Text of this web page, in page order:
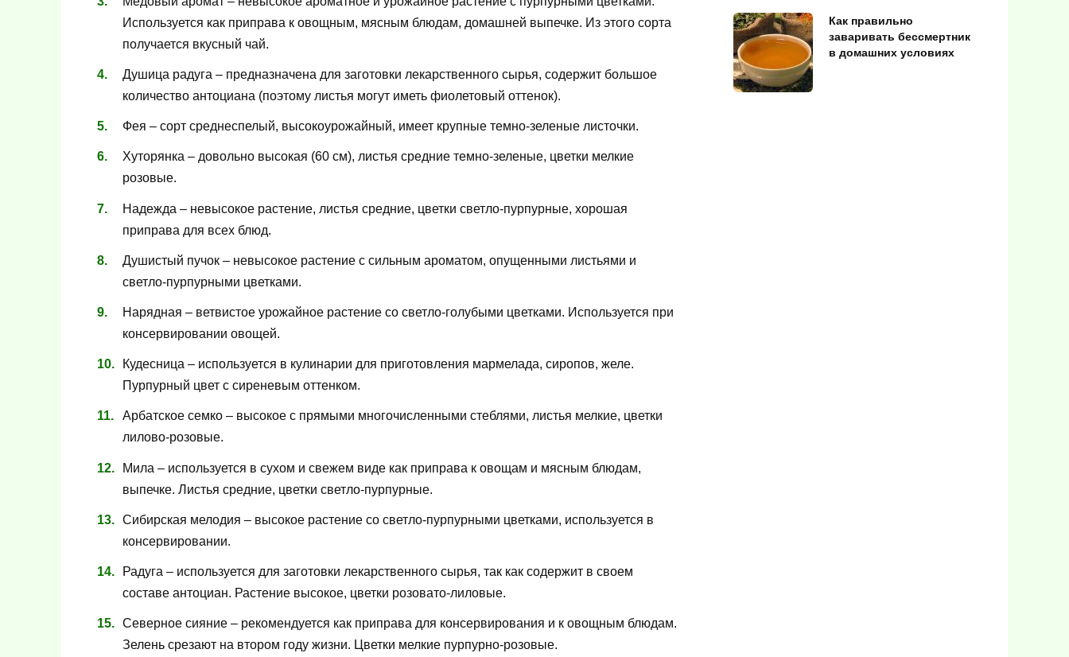
Используется как приправа к овощным, мясным блюдам, домашней выпечке. Из этого сорта
получается вкусный чай.
Душица радуга – предназначена для заготовки лекарственного сырья, содержит большое
количество антоциана (поэтому листья могут иметь фиолетовый оттенок).
Фея – сорт среднеспелый, высокоурожайный, имеет крупные темно-зеленые листочки.
Хуторянка – довольно высокая (60 см), листья средние темно-зеленые, цветки мелкие
розовые.
Надежда – невысокое растение, листья средние, цветки светло-пурпурные, хорошая
приправа для всех блюд.
Душистый пучок – невысокое растение с сильным ароматом, опущенными листьями и
светло-пурпурными цветками.
Нарядная – ветвистое урожайное растение со светло-голубыми цветками. Используется при
консервировании овощей.
Кудесница – используется в кулинарии для приготовления мармелада, сиропов, желе.
Пурпурный цвет с сиреневым оттенком.
Арбатское семко – высокое с прямыми многочисленными стеблями, листья мелкие, цветки
лилово-розовые.
Мила – используется в сухом и свежем виде как приправа к овощам и мясным блюдам,
выпечке. Листья средние, цветки светло-пурпурные.
Сибирская мелодия – высокое растение со светло-пурпурными цветками, используется в
консервировании.
Радуга – используется для заготовки лекарственного сырья, так как содержит в своем
составе антоциан. Растение высокое, цветки розовато-лиловые.
Северное сияние – рекомендуется как приправа для консервирования и к овощным блюдам.
Зелень срезают на втором году жизни. Цветки мелкие пурпурно-розовые.
Как правильно
заваривать бессмертник
в домашних условиях